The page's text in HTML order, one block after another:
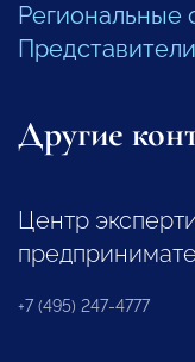
Региональные
Другие
Центр
+7 (495) 247-4777